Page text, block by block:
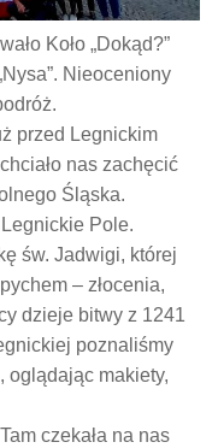
Koło „Dokąd?”
Nieoceniony
przed Legnickim
nas zachęcić
Śląska.
Pole.
św. Jadwigi, której
– złocenia,
dzieje bitwy z 1241
poznaliśmy
oglądając makiety,
czekała na nas